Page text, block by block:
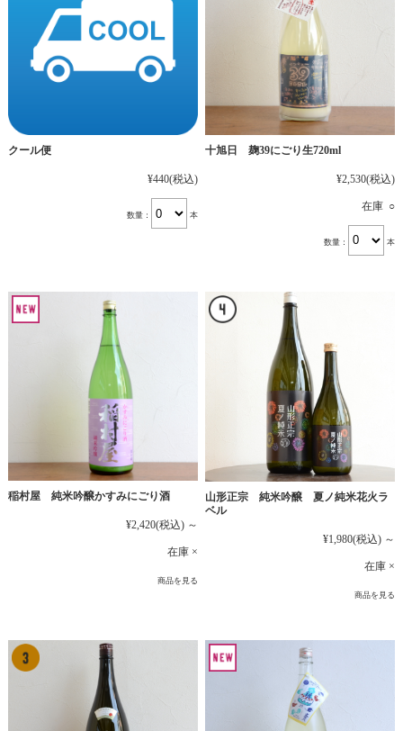
クール便
¥440(税込)
数量： 本
十旭日 麹39にごり生720ml
¥2,530(税込)
在庫 ○
数量： 本
稲村屋 純米吟醸かすみにごり酒
¥2,420(税込) ～
在庫 ×
商品を見る
山形正宗 純米吟醸 夏ノ純米花火ラ
ベル
¥1,980(税込) ～
在庫 ×
商品を見る